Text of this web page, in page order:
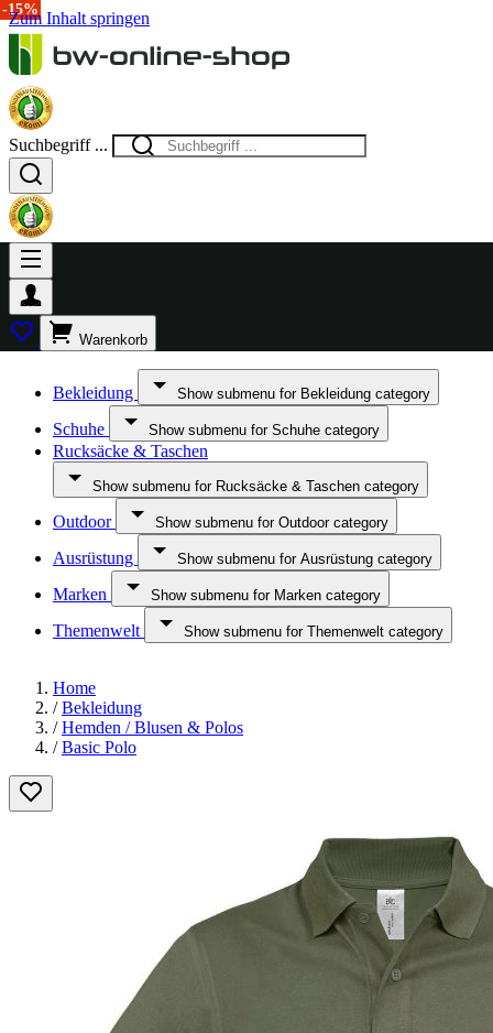
Zum Inhalt springen
Suchbegriff ...
Warenkorb
Bekleidung Show submenu for Bekleidung category
Schuhe Show submenu for Schuhe category
Rucksäcke & Taschen
Show submenu for Rucksäcke & Taschen category
Outdoor Show submenu for Outdoor category
Ausrüstung Show submenu for Ausrüstung category
Marken Show submenu for Marken category
Themenwelt Show submenu for Themenwelt category
Home
/ Bekleidung
/ Hemden / Blusen & Polos
/ Basic Polo
-15%